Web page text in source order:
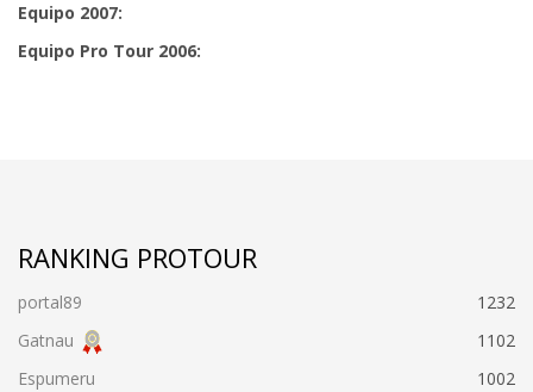
Equipo 2007:
Equipo Pro Tour 2006:
RANKING PROTOUR
portal89
1232
Gatnau
1102
Espumeru
1002